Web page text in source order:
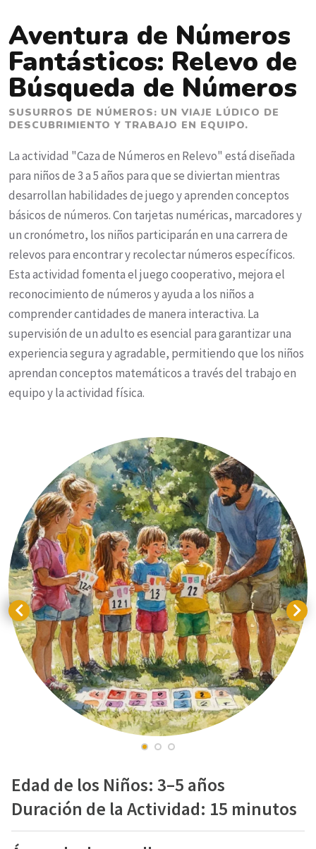
Aventura de Números
Fantásticos: Relevo de
Búsqueda de Números
SUSURROS DE NÚMEROS: UN VIAJE LÚDICO DE
DESCUBRIMIENTO Y TRABAJO EN EQUIPO.
La actividad "Caza de Números en Relevo" está diseñada
para niños de 3 a 5 años para que se diviertan mientras
desarrollan habilidades de juego y aprenden conceptos
básicos de números. Con tarjetas numéricas, marcadores y
un cronómetro, los niños participarán en una carrera de
relevos para encontrar y recolectar números específicos.
Esta actividad fomenta el juego cooperativo, mejora el
reconocimiento de números y ayuda a los niños a
comprender cantidades de manera interactiva. La
supervisión de un adulto es esencial para garantizar una
experiencia segura y agradable, permitiendo que los niños
aprendan conceptos matemáticos a través del trabajo en
equipo y la actividad física.
Edad de los Niños: 3–5 años
Duración de la Actividad: 15 minutos